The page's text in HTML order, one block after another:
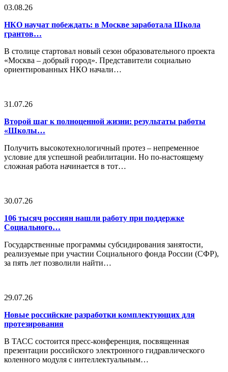
03.08.26
НКО научат побеждать: в Москве заработала Школа
грантов…
В столице стартовал новый сезон образовательного проекта
«Москва – добрый город». Представители социально
ориентированных НКО начали…
31.07.26
Второй шаг к полноценной жизни: результаты работы
«Школы…
Получить высокотехнологичный протез – непременное
условие для успешной реабилитации. Но по-настоящему
сложная работа начинается в тот…
30.07.26
106 тысяч россиян нашли работу при поддержке
Социального…
Государственные программы субсидирования занятости,
реализуемые при участии Социального фонда России (СФР),
за пять лет позволили найти…
29.07.26
Новые российские разработки комплектующих для
протезирования
В ТАСС состоится пресс-конференция, посвященная
презентации российского электронного гидравлического
коленного модуля с интеллектуальным…